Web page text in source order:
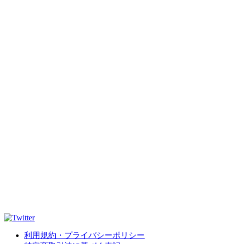
利用規約・プライバシーポリシー